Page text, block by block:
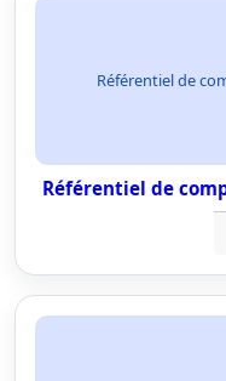
Référentiel de
Référentiel de